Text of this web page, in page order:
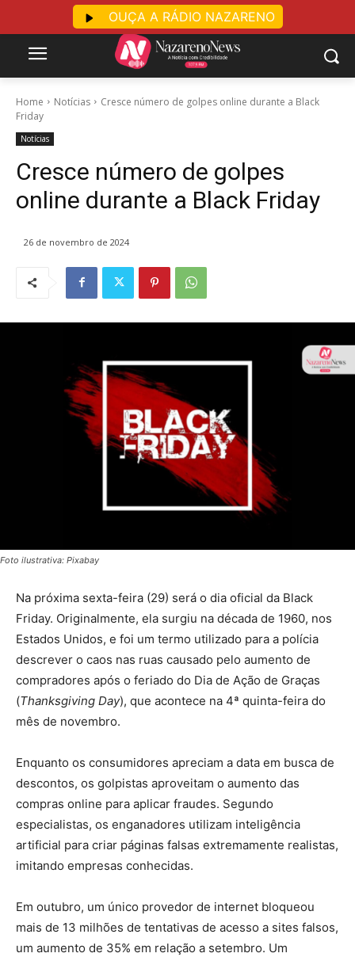
Home Notícias
Cresce número de golpes online durante a Black
Friday
Notícias
Cresce número de golpes
online durante a Black Friday
26 de novembro de 2024
Foto ilustrativa: Pixabay
Na próxima sexta-feira (29) será o dia oficial da Black
Friday. Originalmente, ela surgiu na década de 1960, nos
Estados Unidos, e foi um termo utilizado para a polícia
descrever o caos nas ruas causado pelo aumento de
compradores após o feriado do Dia de Ação de Graças
(Thanksgiving Day), que acontece na 4ª quinta-feira do
mês de novembro.
Enquanto os consumidores apreciam a data em busca de
descontos, os golpistas aproveitam o aumento das
compras online para aplicar fraudes. Segundo
especialistas, os enganadores utilizam inteligência
artificial para criar páginas falsas extremamente realistas,
imitando empresas conhecidas.
Em outubro, um único provedor de internet bloqueou
mais de 13 milhões de tentativas de acesso a sites falsos,
um aumento de 35% em relação a setembro. Um
OUÇA A RÁDIO NAZARENO